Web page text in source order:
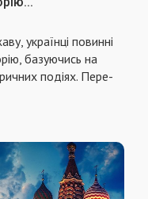
українці повинні
базую­чись на
подіях. Пере­